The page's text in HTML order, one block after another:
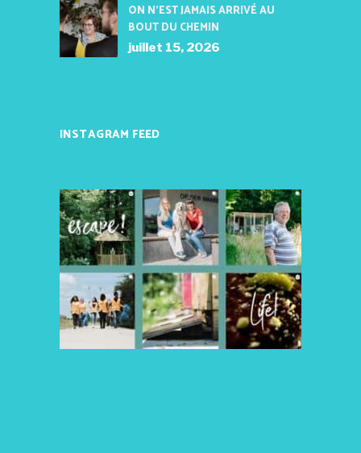
ON N’EST JAMAIS ARRIVÉ AU
BOUT DU CHEMIN
juillet 15, 2026
INSTAGRAM FEED